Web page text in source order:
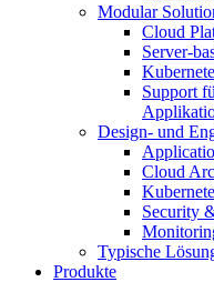
Modular
Cloud
Server-
Support
Design- und
Cloud
Security
Typische
Produkte